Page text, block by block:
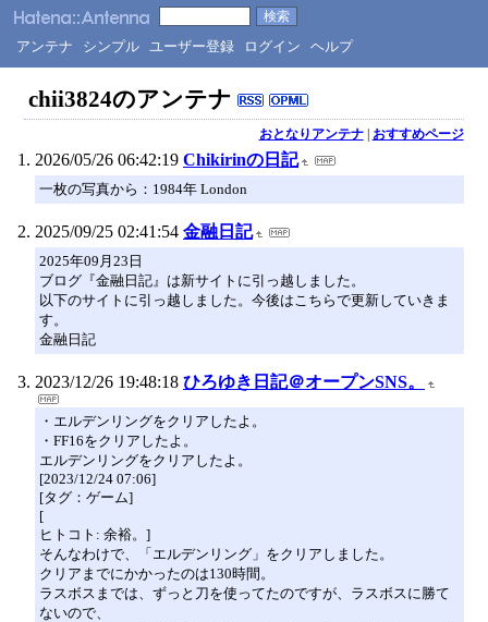
アンテナ シンプル ユーザー登録 ログイン ヘルプ
chii3824のアンテナ
おとなりアンテナ| おすすめページ
2026/05/26 06:42:19 Chikirinの日記
一枚の写真から：1984年 London
2025/09/25 02:41:54 金融日記
2025年09月23日
ブログ『金融日記』は新サイトに引っ越しました。
以下のサイトに引っ越しました。今後はこちらで更新していきま
す。
金融日記
2023/12/26 19:48:18 ひろゆき日記＠オープンSNS。
・エルデンリングをクリアしたよ。
・FF16をクリアしたよ。
エルデンリングをクリアしたよ。
[2023/12/24 07:06]
[タグ：ゲーム]
[
ヒトコト: 余裕。]
そんなわけで、「エルデンリング」をクリアしました。
クリアまでにかかったのは130時間。
ラスボスまでは、ずっと刀を使ってたのですが、ラスボスに勝て
ないので、